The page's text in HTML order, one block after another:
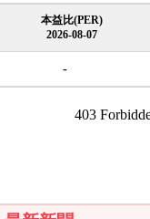
本益比(PER)
2026-08-07
-